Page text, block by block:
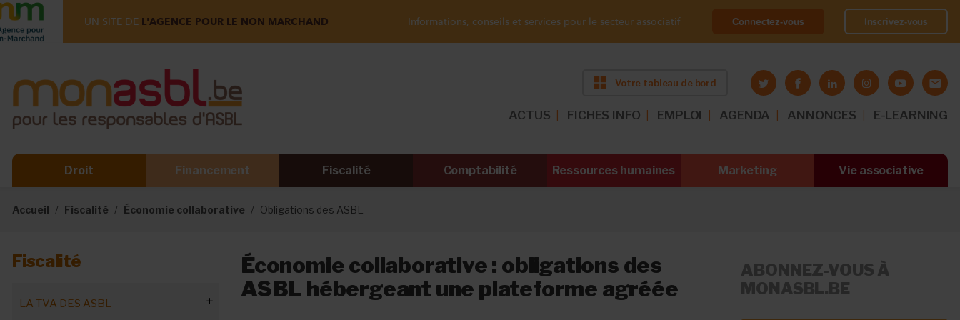
UN SITE DE L'AGENCE POUR LE NON MARCHAND Informations, conseils et services pour le secteur associatif Connectez-vous Inscrivez-vous
Votre tableau de bord
ACTUS FICHES INFO EMPLOI AGENDA ANNONCES E-LEARNING
Droit Financement Fiscalité Comptabilité Ressources humaines Marketing Vie associative
Accueil Fiscalité Économie collaborative Obligations des ASBL
Fiscalité
LA TVA DES ASBL
Économie collaborative : obligations des
ASBL hébergeant une plateforme agréée
ABONNEZ-VOUS À
MONASBL.BE